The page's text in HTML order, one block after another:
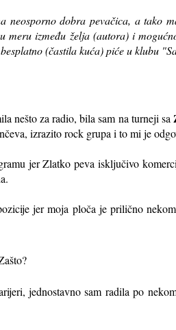
neosporno dobra pevačica, a tako
između želja (autora) i
(častila kuća) piće u klubu
nešto za radio, bila sam na turneji sa
izrazito rock grupa i to mi je
jer Zlatko peva isključivo
jer moja ploča je prilično
jednostavno sam radila po